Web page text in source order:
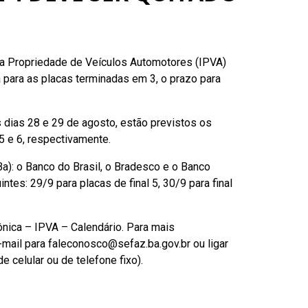
Propriedade de Veículos Automotores (IPVA)
as placas terminadas em 3, o prazo para
dias 28 e 29 de agosto, estão previstos os
e 6, respectivamente.
o Banco do Brasil, o Bradesco e o Banco
29/9 para placas de final 5, 30/9 para final
– IPVA – Calendário. Para mais
para faleconosco@sefaz.ba.gov.br ou ligar
celular ou de telefone fixo).